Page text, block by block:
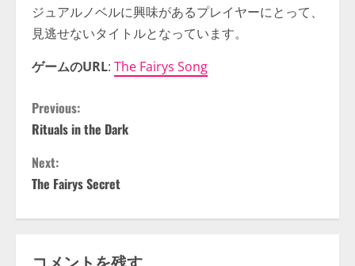
ジュアルノベルに興味があるプレイヤーにとって、
見逃せないタイトルとなっています。
ゲームのURL: The Fairys Song
C
o
n
t
Previous:
Rituals in the Dark
Next:
The Fairys Secret
コメントを残す